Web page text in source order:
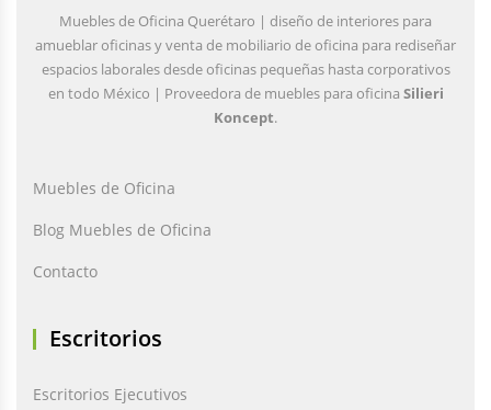
Muebles de Oficina Querétaro | diseño de interiores para
amueblar oficinas y venta de mobiliario de oficina para rediseñar
espacios laborales desde oficinas pequeñas hasta corporativos
en todo México | Proveedora de muebles para oficina Silieri
Koncept.
Muebles de Oficina
Blog Muebles de Oficina
Contacto
Escritorios
Escritorios Ejecutivos